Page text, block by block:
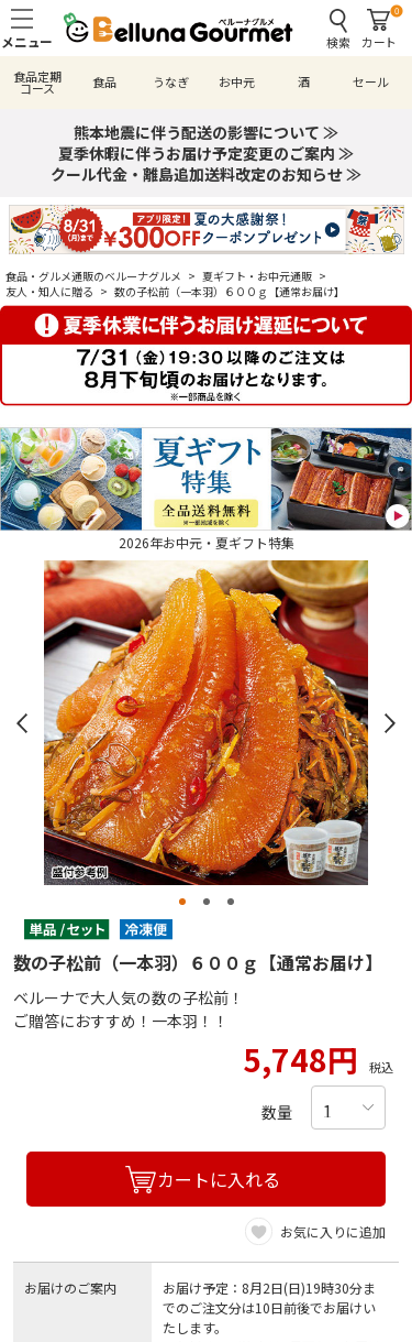
検索
0
カート
食品定期
コース 食品 うなぎ お中元 酒 セール
熊本地震に伴う配送の影響について ≫
夏季休暇に伴うお届け予定変更のご案内 ≫
クール代金・離島追加送料改定のお知らせ ≫
食品・グルメ通販のベルーナグルメ > 夏ギフト・お中元通販 >
友人・知人に贈る > 数の子松前（一本羽）６００ｇ【通常お届け】
2026年お中元・夏ギフト特集
数の子松前（一本羽）６００ｇ【通常お届け】
ベルーナで大人気の数の子松前！
ご贈答におすすめ！一本羽！！
5,748円 税込
数量
カートに入れる
お気に入りに追加
お届けのご案内
お届け予定：8月2日(日)19時30分ま
でのご注文分は10日前後でお届けい
たします。